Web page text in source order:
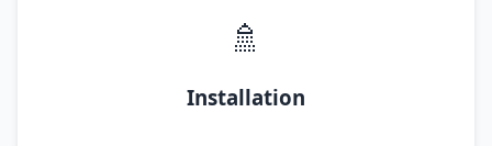
🚿
Installation